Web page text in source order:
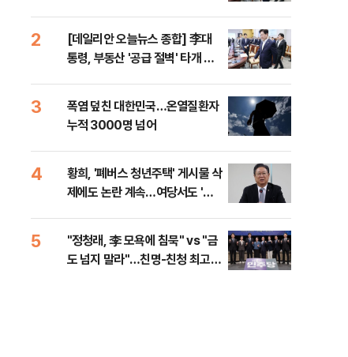
2
[데일리안 오늘뉴스 종합] 李대
통령, 부동산 '공급 절벽' 타개 총
3
폭염 덮친 대한민국…온열질환자
누적 3000명 넘어
4
황희, '폐버스 청년주택' 게시물 삭
제에도 논란 계속…여당서도 '내
5
"정청래, 李 모욕에 침묵" vs "금
도 넘지 말라"…친명-친청 최고위